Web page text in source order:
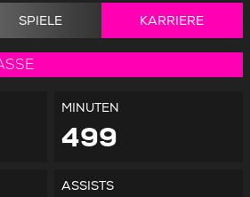
SPIELE KARRIERE
MINUTEN
499
ASSISTS